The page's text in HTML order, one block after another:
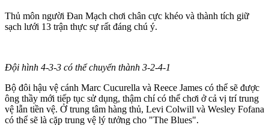
Thủ môn người Đan Mạch chơi chân cực khéo và thành tích giữ
sạch lưới 13 trận thực sự rất đáng chú ý.
Đội hình 4-3-3 có thể chuyển thành 3-2-4-1
Bộ đôi hậu vệ cánh Marc Cucurella và Reece James có thể sẽ được
ông thầy mới tiếp tục sử dụng, thậm chí có thể chơi ở cả vị trí trung
vệ lẫn tiền vệ. Ở trung tâm hàng thủ, Levi Colwill và Wesley Fofana
có thể sẽ là cặp trung vệ lý tưởng cho "The Blues".